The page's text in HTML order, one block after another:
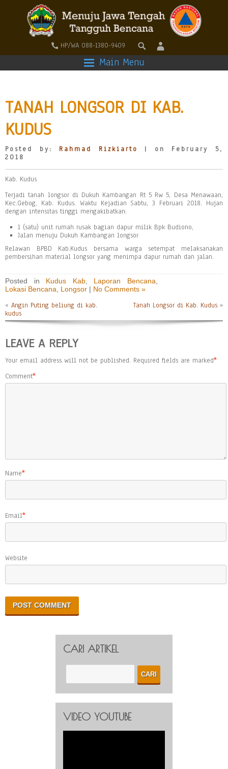
HP/WA 088-1380-9409
Main Menu
TANAH LONGSOR DI KAB.
KUDUS
Posted by: Rahmad Rizkiarto
| on February 5,
2018
Kab. Kudus
Terjadi tanah longsor di Dukuh Kambangan Rt 5 Rw 5, Desa Menawaan,
Kec.Gebog, Kab. Kudus. Waktu Kejadian Sabtu, 3 Februari 2018. Hujan
dengan intensitas tinggi mengakibatkan:
1 (satu) unit rumah rusak bagian dapur milik Bpk Budiono,
Jalan menuju Dukuh Kambangan longsor
Relawan BPBD Kab.Kudus bersama warga setempat melaksanakan
pembersihan material longsor yang menimpa dapur rumah dan jalan.
Posted in Kudus Kab, Laporan Bencana
Lokasi Bencana
Longsor | No Comments »
« Angin Puting beliung di kab.
kudus
Tanah Longsor di Kab. Kudus »
LEAVE A REPLY
Your email address will not be published. Required fields are marked*
Comment*
Name*
Email*
Website
CARI ARTIKEL
VIDEO YOUTUBE